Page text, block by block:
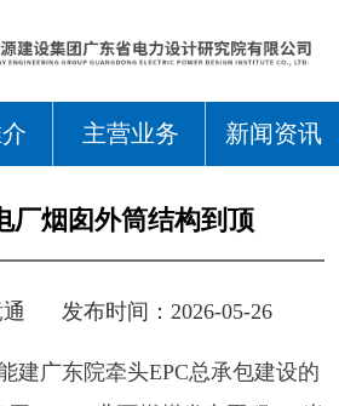
主营业务 新闻资讯
厂烟囱外筒结构到顶
发布时间：2026-05-26
建广东院牵头EPC总承包建设的